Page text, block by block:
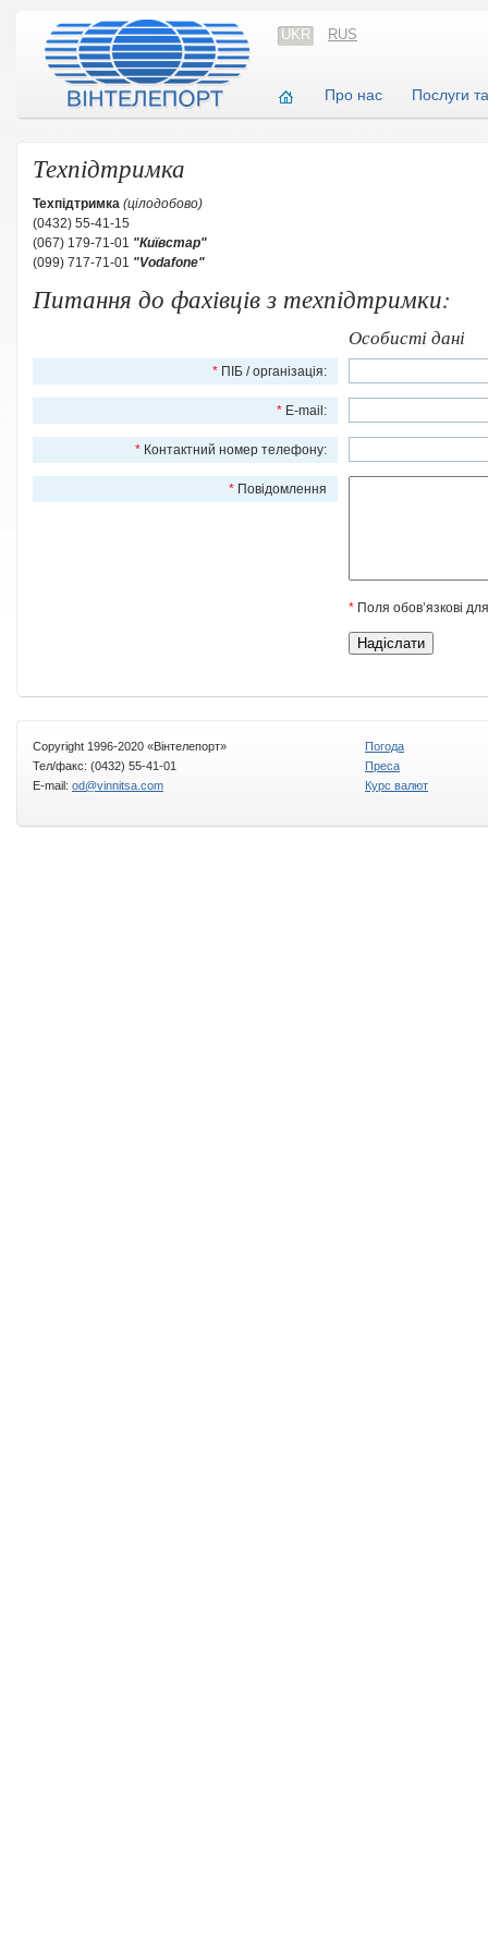
UKR RUS
Про нас Послуги
Техпідтримка
Техпідтримка (цілодобово)
(0432) 55-41-15
(067) 179-71-01 "Київстар"
(099) 717-71-01 "Vodafone"
Питання до фахівців з техпідтримки:
Особисті дані
* ПІБ / організація:
* E-mail:
* Контактний номер телефону:
* Повідомлення
* Поля обов’язкові
Copyright 1996-2020 «Вінтелепорт»
Тел/факс: (0432) 55-41-01
E-mail: od@vinnitsa.com
Погода
Преса
Курс валют